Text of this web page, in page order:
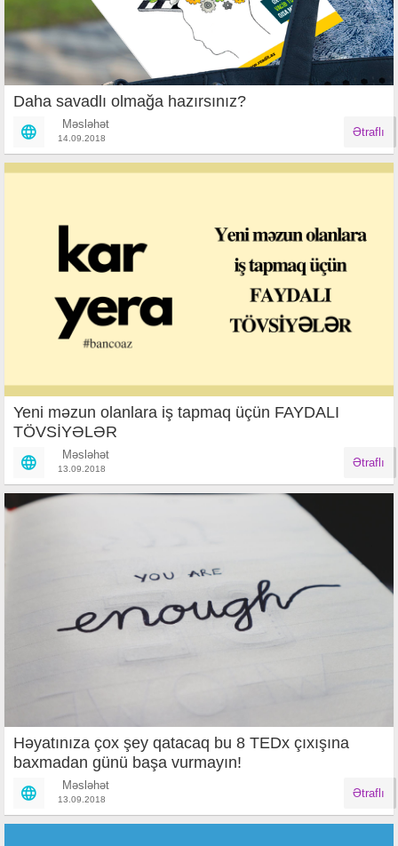
Daha savadlı olmağa hazırsınız?
Məsləhət
14.09.2018 Ətraflı
Yeni məzun olanlara iş tapmaq üçün FAYDALI
TÖVSİYƏLƏR
Məsləhət
13.09.2018 Ətraflı
Həyatınıza çox şey qatacaq bu 8 TEDx çıxışına
baxmadan günü başa vurmayın!
Məsləhət
13.09.2018 Ətraflı